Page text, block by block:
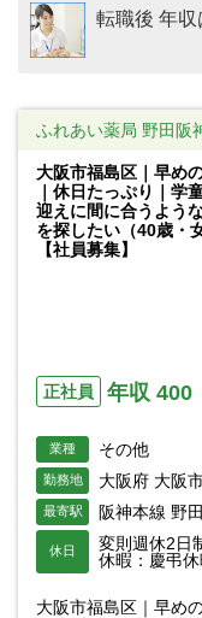
転職後 年収
ふれあい薬局 野田阪
大阪市福島区｜早め
｜休日たっぷり｜学
迎えに間に合うよう
を探したい（40歳・
【社員募集】
正社員 年収 400
業種 その他
勤務地 大阪府 大阪
最寄駅 阪神本線 野
休日
変則週休2日
休暇：慶弔
大阪市福島区｜早め